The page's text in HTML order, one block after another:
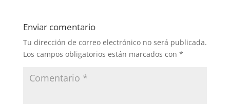
Enviar comentario
Tu dirección de correo electrónico no será publicada.
Los campos obligatorios están marcados con *